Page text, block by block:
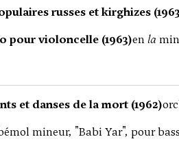
russes et kirghizes
pour violoncelle (1963)enla
et danses de la mort (1962)
mineur, "Babi Yar", pour